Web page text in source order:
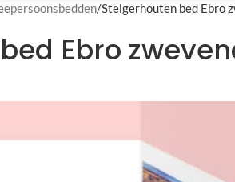
Steigerhouten bed Ebro
Ebro